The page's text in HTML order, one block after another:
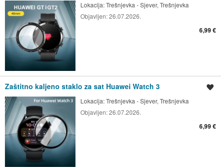
Lokacija:Trešnjevka - Sjever, Trešnjevka
Objavljen:26.07.2026.
6,99 €
Zaštitno kaljeno staklo za sat Huawei Watch 3
Lokacija:Trešnjevka - Sjever, Trešnjevka
Objavljen:26.07.2026.
6,99 €